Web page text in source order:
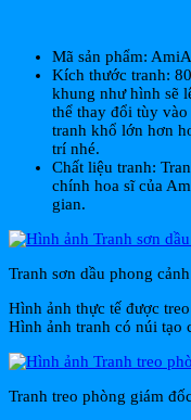
Mã sản phẩm:
Kích thước tranh:
khung như hình sẽ
thể thay đổi tùy
tranh khổ lớn hơn
trí nhé.
Chất liệu tranh:
chính hoa sĩ của
gian.
Tranh sơn dầu phong
Hình ảnh thực tế được
Hình ảnh tranh có núi tạo
Tranh treo phòng giám